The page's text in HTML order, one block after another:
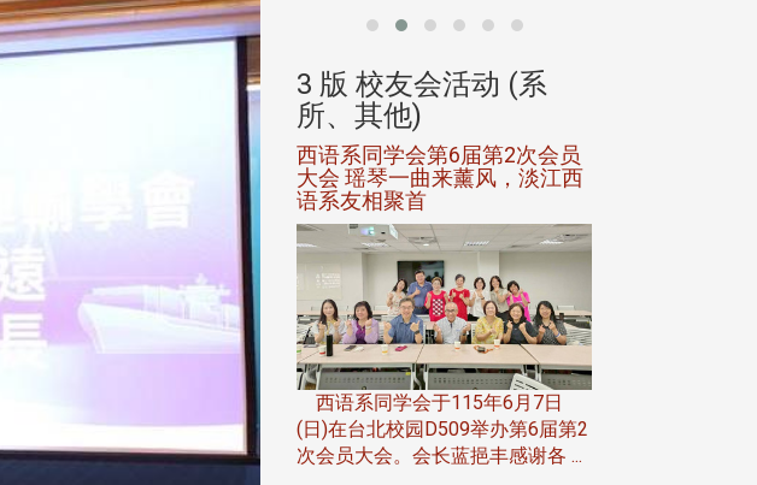
3 版 校友会活动 (系
邱孝贤接任跨业合作协进会第2
跨业合作协进会第二届第一次会员
大会于6月5日下午7时，在台北校
园D508室举行，本校潘伯申研发
长、 ...
3 版 校友会活动 (系
所、其他)
西语系同学会第6届第2次会员
大会 瑶琴一曲来薰风，淡江西
语系友相聚首
西语系同学会于115年6月7日
(日)在台北校园D509举办第6届第2
次会员大会。会长蓝挹丰感谢各 ...